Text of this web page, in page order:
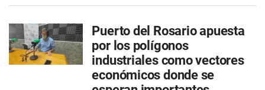
Puerto del Rosario apuesta
por los polígonos
industriales como vectores
económicos donde se